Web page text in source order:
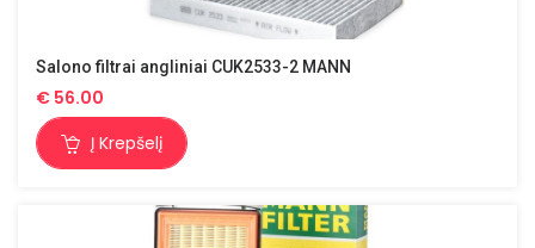
Salono filtrai angliniai CUK2533-2 MANN
€ 56.00
Į Krepšelį